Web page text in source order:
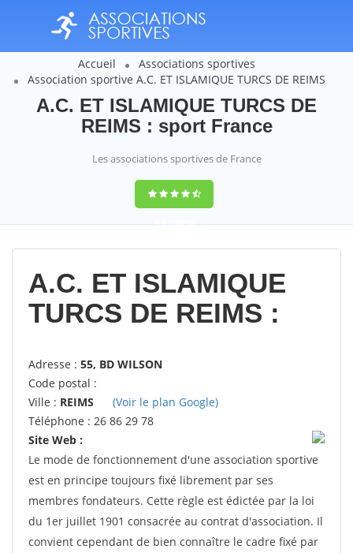
Accueil
Associations sportives
Association sportive A.C. ET ISLAMIQUE TURCS DE REIMS
A.C. ET ISLAMIQUE TURCS DE
REIMS : sport France
Les associations sportives de France
9,4(100%)
14358votes
A.C. ET ISLAMIQUE
TURCS DE REIMS :
Adresse : 55, BD WILSON
Code postal :
Ville : REIMS
(Voir le plan Google)
Téléphone : 26 86 29 78
Site Web :
Le mode de fonctionnement d'une association sportive
est en principe toujours fixé librement par ses
membres fondateurs. Cette règle est édictée par la loi
du 1er juillet 1901 consacrée au contrat d'association. Il
convient cependant de bien connaître le cadre fixé par